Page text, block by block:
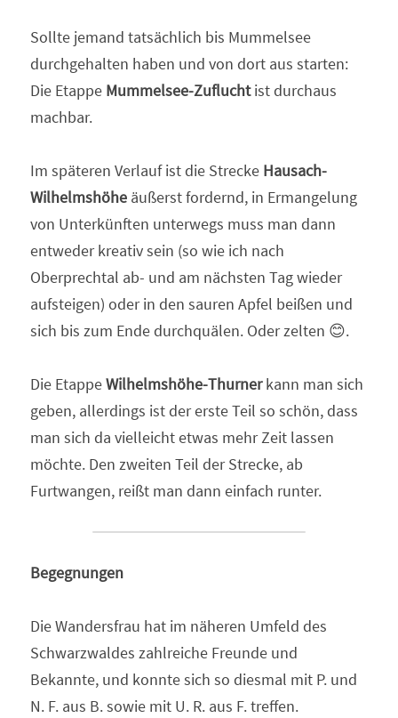
Sollte jemand tatsächlich bis Mummelsee
durchgehalten haben und von dort aus starten:
Die Etappe Mummelsee-Zuflucht ist durchaus
machbar.
Im späteren Verlauf ist die Strecke Hausach-
Wilhelmshöhe äußerst fordernd, in Ermangelung
von Unterkünften unterwegs muss man dann
entweder kreativ sein (so wie ich nach
Oberprechtal ab- und am nächsten Tag wieder
aufsteigen) oder in den sauren Apfel beißen und
sich bis zum Ende durchquälen. Oder zelten 😊.
Die Etappe Wilhelmshöhe-Thurner kann man sich
geben, allerdings ist der erste Teil so schön, dass
man sich da vielleicht etwas mehr Zeit lassen
möchte. Den zweiten Teil der Strecke, ab
Furtwangen, reißt man dann einfach runter.
Begegnungen
Die Wandersfrau hat im näheren Umfeld des
Schwarzwaldes zahlreiche Freunde und
Bekannte, und konnte sich so diesmal mit P. und
N. F. aus B. sowie mit U. R. aus F. treffen.